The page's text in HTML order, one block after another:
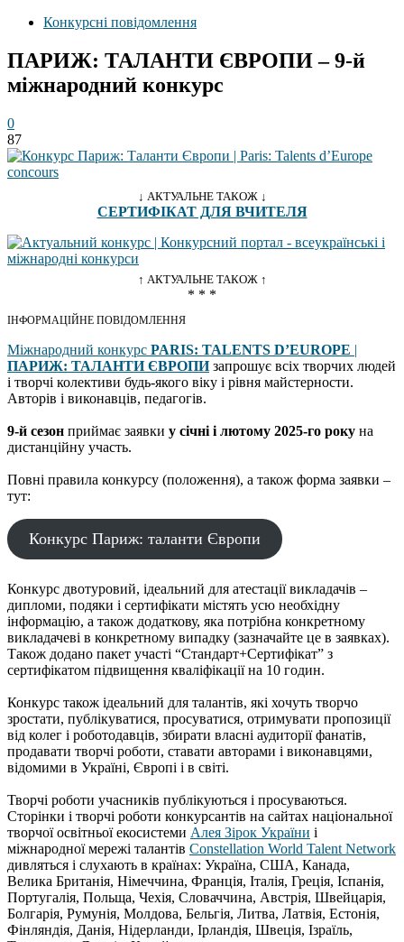
Конкурсні повідомлення
ПАРИЖ: ТАЛАНТИ ЄВРОПИ – 9-й
міжнародний конкурс
0
87
↓ АКТУАЛЬНЕ ТАКОЖ ↓
СЕРТИФІКАТ ДЛЯ ВЧИТЕЛЯ
↑ АКТУАЛЬНЕ ТАКОЖ ↑
* * *
ІНФОРМАЦІЙНЕ ПОВІДОМЛЕННЯ
Міжнародний конкурс PARIS: TALENTS D’EUROPE |
ПАРИЖ: ТАЛАНТИ ЄВРОПИзапрошує всіх творчих людей
і творчі колективи будь-якого віку і рівня майстерности.
Авторів і виконавців, педагогів.
9-й сезон приймає заявки у січні і лютому 2025-го року на
дистанційну участь.
Повні правила конкурсу (положення), а також форма заявки –
тут:
Конкурс Париж: таланти Європи
Конкурс двотуровий, ідеальний для атестації викладачів –
дипломи, подяки і сертифікати містять усю необхідну
інформацію, а також додаткову, яка потрібна конкретному
викладачеві в конкретному випадку (зазначайте це в заявках).
Також додано пакет участі “Стандарт+Сертифікат” з
сертифікатом підвищення кваліфікації на 10 годин.
Конкурс також ідеальний для талантів, які хочуть творчо
зростати, публікуватися, просуватися, отримувати пропозиції
від колег і роботодавців, збирати власні аудиторії фанатів,
продавати творчі роботи, ставати авторами і виконавцями,
відомими в Україні, Європі і в світі.
Творчі роботи учасників публікуються і просуваються.
Cторінки і творчі роботи конкурсантів на сайтах національної
творчої освітньої екосистеми Алея Зірок України і
міжнародної мережі талантів Constellation World Talent Network
дивляться і слухають в країнах: Україна, США, Канада,
Велика Британія, Німеччина, Франція, Італія, Греція, Іспанія,
Португалія, Польща, Чехія, Словаччина, Австрія, Швейцарія,
Болгарія, Румунія, Молдова, Бельгія, Литва, Латвія, Естонія,
Фінляндія, Данія, Нідерланди, Ірландія, Швеція, Ізраїль,